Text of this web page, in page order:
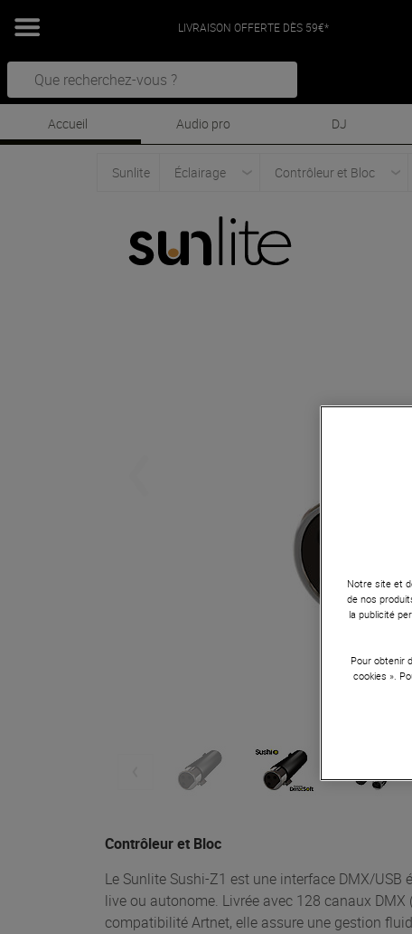
LIVRAISON OFFERTE DÈS 59€*
Accueil Audio pro DJ
Sunlite Éclairage Contrôleur et Bloc
Contrôleur et Bloc
Le Sunlite Sushi-Z1 est une interface DMX/
live ou autonome. Livrée avec 128 canaux
compatibilité Artnet, elle assure une gestion
Notre site et
de nos
la publicité
Pour obtenir
cookies ».